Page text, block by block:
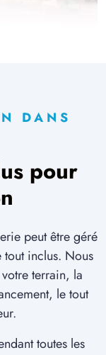
DANS
pour
peut être géré
inclus. Nous
terrain, la
le tout
toutes les